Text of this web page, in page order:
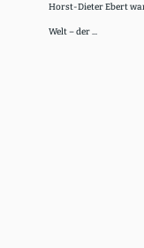
Horst-Dieter Ebert
Welt – der ...